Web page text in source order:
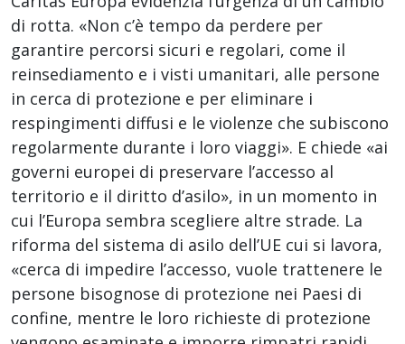
di rotta. «Non c’è tempo da perdere per
garantire percorsi sicuri e regolari, come il
reinsediamento e i visti umanitari, alle persone
in cerca di protezione e per eliminare i
respingimenti diffusi e le violenze che subiscono
regolarmente durante i loro viaggi». E chiede «ai
governi europei di preservare l’accesso al
territorio e il diritto d’asilo», in un momento in
cui l’Europa sembra scegliere altre strade. La
riforma del sistema di asilo dell’UE cui si lavora,
«cerca di impedire l’accesso, vuole trattenere le
persone bisognose di protezione nei Paesi di
confine, mentre le loro richieste di protezione